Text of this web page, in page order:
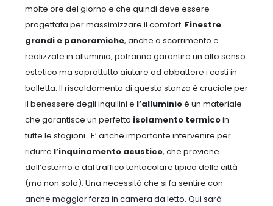
molte ore del giorno e che quindi deve essere
progettata per massimizzare il comfort. Finestre
grandi e panoramiche, anche a scorrimento e
realizzate in alluminio, potranno garantire un alto senso
estetico ma soprattutto aiutare ad abbattere i costi in
bolletta. Il riscaldamento di questa stanza è cruciale per
il benessere degli inquilini e l’alluminioè un materiale
che garantisce un perfetto isolamento termicoin
tutte le stagioni. E’ anche importante intervenire per
ridurre l’inquinamento acustico, che proviene
dall’esterno e dal traffico tentacolare tipico delle città
(ma non solo). Una necessità che si fa sentire con
anche maggior forza in camera da letto. Qui sarà